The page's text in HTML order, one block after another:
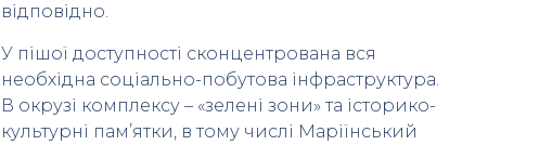
відповідно.
У пішої доступності сконцентрована вся
необхідна соціально-побутова інфраструктура.
В окрузі комплексу – «зелені зони» та історико-
культурні пам’ятки, в тому числі Маріїнський